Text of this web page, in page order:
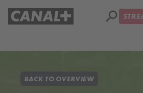
search
BACK TO OVERVIEW